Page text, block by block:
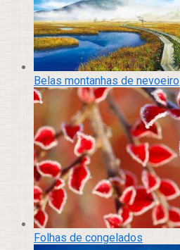
Belas montanhas de nevoeiro
Folhas de congelados